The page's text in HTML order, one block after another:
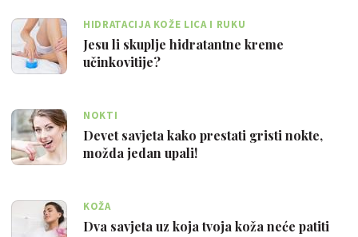
HIDRATACIJA KOŽE LICA I RUKU
Jesu li skuplje hidratantne kreme
učinkovitije?
NOKTI
Devet savjeta kako prestati gristi nokte,
možda jedan upali!
KOŽA
Dva savjeta uz koja tvoja koža neće patiti